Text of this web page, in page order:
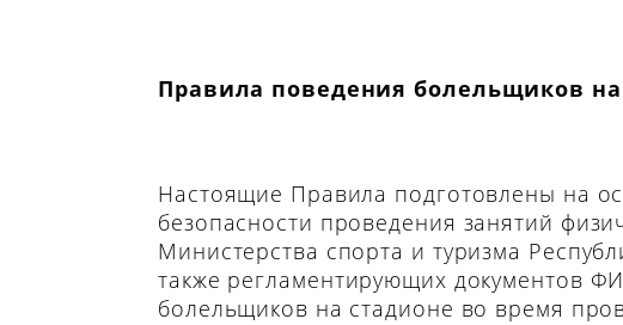
Правила поведения болельщиков
Настоящие Правила подготовлены на
безопасности проведения занятий
Министерства спорта и туризма
также регламентирующих документов
болельщиков на стадионе во время